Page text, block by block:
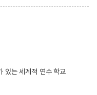
있는 세계적 연수 학교